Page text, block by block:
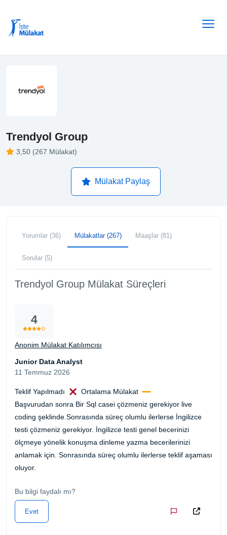
Trendyol Group
3,50 (267 Mülakat)
Mülakat Paylaş
Yorumlar (36) Mülakatlar (267) Maaşlar (81)
Sorular (5)
Trendyol Group Mülakat Süreçleri
4
Anonim Mülakat Katılımcısı
Junior Data Analyst
11 Temmuz 2026
Teklif Yapılmadı
Ortalama Mülakat
Başvurudan sonra Bir Sql casei çözmeniz gerekiyor live
coding şeklinde.Sonrasında süreç olumlu ilerlerse İngilizce
testi çözmeniz gerekiyor. İngilizce testi genel becerinizi
ölçmeye yönelik konuşma dinleme yazma becerilerinizi
anlamak için. Sonrasında süreç olumlu ilerlerse teklif aşaması
oluyor.
Bu bilgi faydalı mı?
Evet